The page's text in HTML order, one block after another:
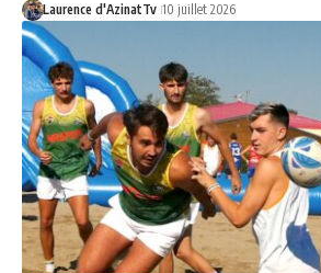
Laurence d'AzinatTv 10 juillet 2026